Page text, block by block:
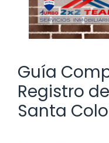
Guía
Registro
Santa